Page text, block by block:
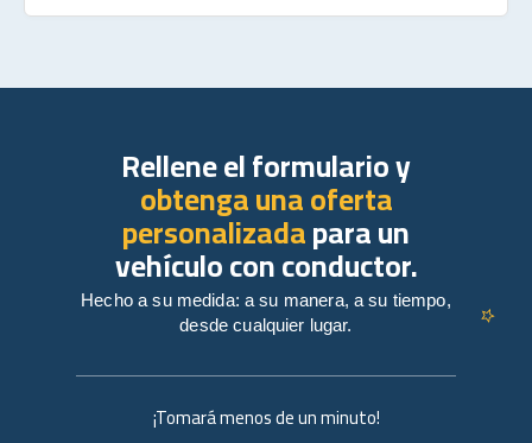
¡Tomará menos de un minuto!
Rellene el formulario y
obtenga una oferta
personalizadapara un
vehículo con conductor.
Hecho a su medida: a su manera, a su tiempo,
desde cualquier lugar.